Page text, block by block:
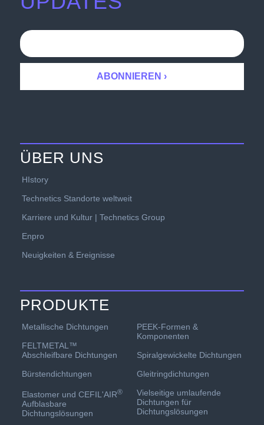
ÜBER UNS
HIstory
Technetics Standorte weltweit
Karriere und Kultur | Technetics Group
Enpro
Neuigkeiten & Ereignisse
PRODUKTE
Metallische Dichtungen
FELTMETAL™
Abschleifbare Dichtungen
Bürstendichtungen
Elastomer und CEFIL'AIR®
Aufblasbare
Dichtungslösungen
PEEK-Formen &
Komponenten
Spiralgewickelte Dichtungen
Gleitringdichtungen
Vielseitige umlaufende
Dichtungen für
Dichtungslösungen